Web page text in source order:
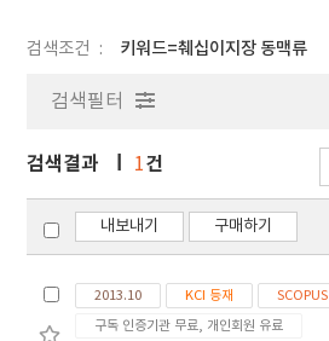
검색조건 키워드=췌십이지장 동맥류
검색필터
검색결과 1건
내보내기 구매하기
2013.10 KCI 등재
SCOPUS
구독 인증기관 무료, 개인회원 유료